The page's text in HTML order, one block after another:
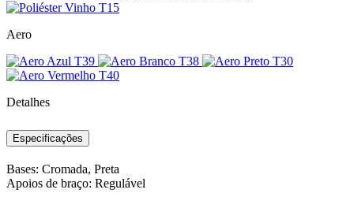
Aero
Detalhes
Especificações
Bases: Cromada, Preta
Apoios de braço: Regulável